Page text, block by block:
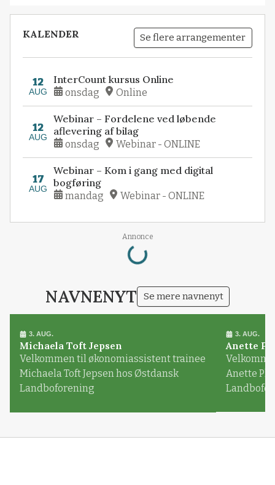
KALENDER Se flere arrangementer
12
AUG
InterCount kursus Online
onsdag Online
12
AUG
Webinar – Fordelene ved løbende
aflevering af bilag
onsdag Webinar - ONLINE
17
AUG
Webinar – Kom i gang med digital
bogføring
mandag Webinar - ONLINE
Annonce
Loading...
NAVNENYT Se mere navnenyt
3. AUG.
Michaela Toft Jepsen
Velkommen til økonomiassistent trainee
Michaela Toft Jepsen hos Østdansk
Landboforening
3. AUG.
Anette
Anette